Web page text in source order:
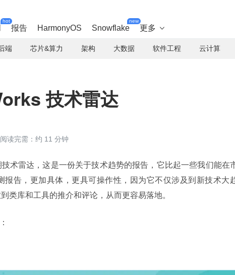
hot
报告 HarmonyOS Snowflake
new
更多 
端 芯片&算力 架构 大数据 软件工程 云计算
技术雷达
阅读完需：约 11 分钟
术雷达，这是一份关于技术趋势的报告，它比起一些我们能在
报告，更加具体，更具可操作性，因为它不仅涉及到新技术大
类库和工具的推介和评论，从而更容易落地。